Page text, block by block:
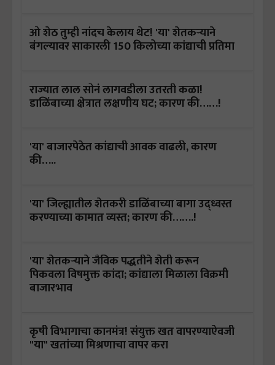
ओ शेठ तुम्ही नांदच केलाय थेट! 'या' शेतकऱ्याने
बंगल्यावर साकारली 150 किलोच्या कांद्याची प्रतिमा
राज्यात लाल सोनं लागवडीला उतरती कळा!
डाळिंबाच्या क्षेत्रात लक्षणीय घट; कारण की……!
'या' बाजारपेठेत कांद्याची आवक वाढली, कारण
की…..
'या' जिल्ह्यातील शेतकरी डाळिंबाच्या बागा उद्ध्वस्त
करण्याच्या कामात व्यस्त; कारण की…….!
'या' शेतकऱ्याने जैविक पद्धतीने शेती करून
पिकवला विषमुक्त कांदा; कांद्याला मिळाला विक्रमी
बाजारभाव
कृषी विभागाचा कानमंत्र! संयुक्त खत वापरण्याऐवजी
"या" खतांच्या मिश्रणाचा वापर करा